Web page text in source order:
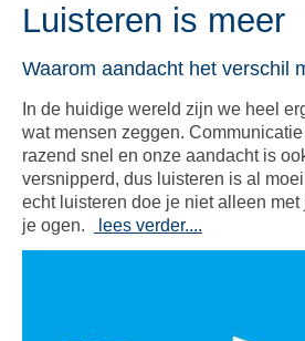
Luisteren is meer
Waarom aandacht het verschil
In de huidige wereld zijn we heel
wat mensen zeggen.
razend snel en onze aandacht is
versnipperd, dus luisteren is al
echt luisteren doe je niet alleen met
je ogen.
lees verder....